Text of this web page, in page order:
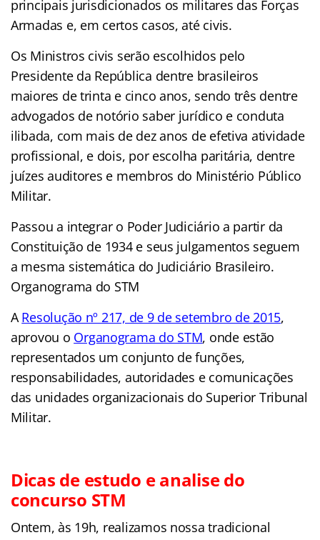
principais jurisdicionados os militares das Forças
Armadas e, em certos casos, até civis.
Os Ministros civis serão escolhidos pelo
Presidente da República dentre brasileiros
maiores de trinta e cinco anos, sendo três dentre
advogados de notório saber jurídico e conduta
ilibada, com mais de dez anos de efetiva atividade
profissional, e dois, por escolha paritária, dentre
juízes auditores e membros do Ministério Público
Militar.
Passou a integrar o Poder Judiciário a partir da
Constituição de 1934 e seus julgamentos seguem
a mesma sistemática do Judiciário Brasileiro.
Organograma do STM
AResolução nº 217, de 9 de setembro de 2015,
aprovou o Organograma do STM, onde estão
representados um conjunto de funções,
responsabilidades, autoridades e comunicações
das unidades organizacionais do Superior Tribunal
Militar.
Dicas de estudo e analise do
concurso STM
Ontem, às 19h, realizamos nossa tradicional